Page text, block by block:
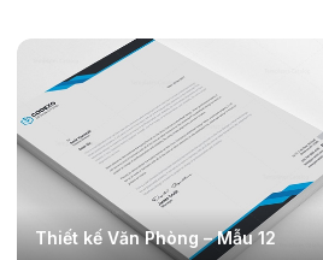
Thiết kế Văn Phòng – Mẫu 12